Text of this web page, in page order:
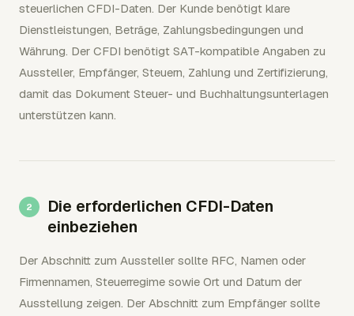
steuerlichen CFDI-Daten. Der Kunde benötigt klare
Dienstleistungen, Beträge, Zahlungsbedingungen und
Währung. Der CFDI benötigt SAT-kompatible Angaben zu
Aussteller, Empfänger, Steuern, Zahlung und Zertifizierung,
damit das Dokument Steuer- und Buchhaltungsunterlagen
unterstützen kann.
Die erforderlichen CFDI-Daten
einbeziehen
Der Abschnitt zum Aussteller sollte RFC, Namen oder
Firmennamen, Steuerregime sowie Ort und Datum der
Ausstellung zeigen. Der Abschnitt zum Empfänger sollte